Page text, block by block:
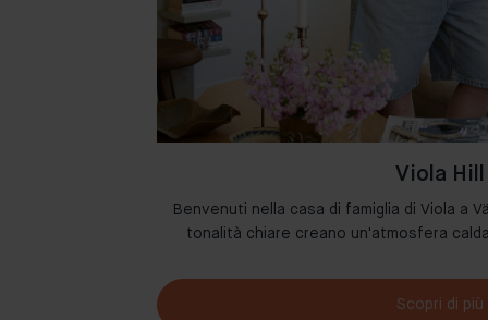
Viola Hill
Benvenuti nella casa di famiglia di Viola a
tonalità chiare creano un'atmosfera
Scopri di più